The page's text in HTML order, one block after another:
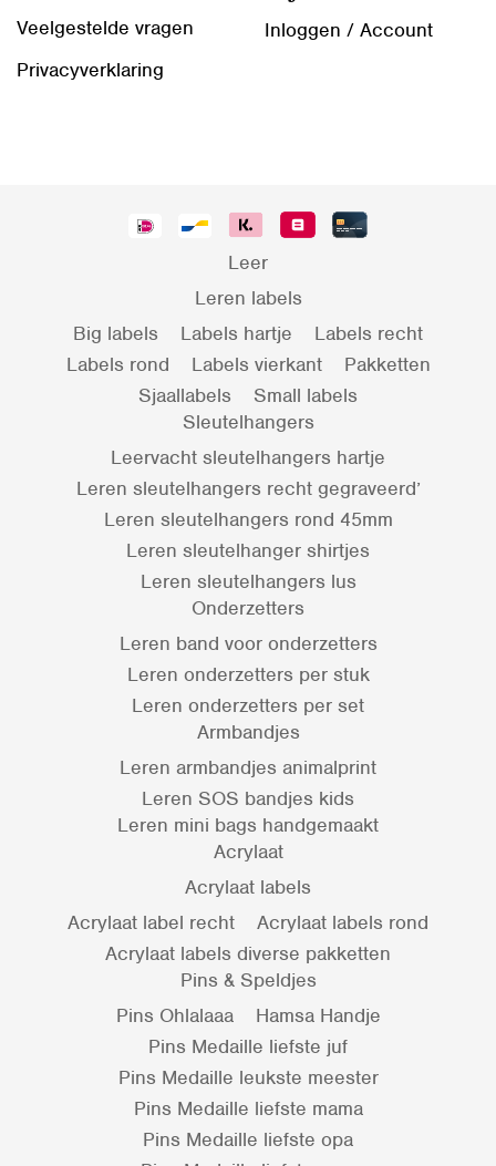
Veelgestelde vragen
Privacyverklaring
Inloggen / Account
Leer
Leren labels
Big labels
Labels hartje
Labels recht
Labels rond
Labels vierkant
Pakketten
Sjaallabels
Small labels
Sleutelhangers
Leervacht sleutelhangers hartje
Leren sleutelhangers recht gegraveerd’
Leren sleutelhangers rond 45mm
Leren sleutelhanger shirtjes
Leren sleutelhangers lus
Onderzetters
Leren band voor onderzetters
Leren onderzetters per stuk
Leren onderzetters per set
Armbandjes
Leren armbandjes animalprint
Leren SOS bandjes kids
Leren mini bags handgemaakt
Acrylaat
Acrylaat labels
Acrylaat label recht
Acrylaat labels rond
Acrylaat labels diverse pakketten
Pins & Speldjes
Pins Ohlalaaa
Hamsa Handje
Pins Medaille liefste juf
Pins Medaille leukste meester
Pins Medaille liefste mama
Pins Medaille liefste opa